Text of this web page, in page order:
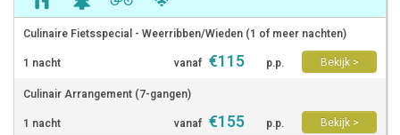
Culinaire Fietsspecial - Weerribben/Wieden (1 of meer nachten)
1 nacht
vanaf €115 p.p.
Bekijk >
Culinair Arrangement (7-gangen)
1 nacht
vanaf €155 p.p.
Bekijk >